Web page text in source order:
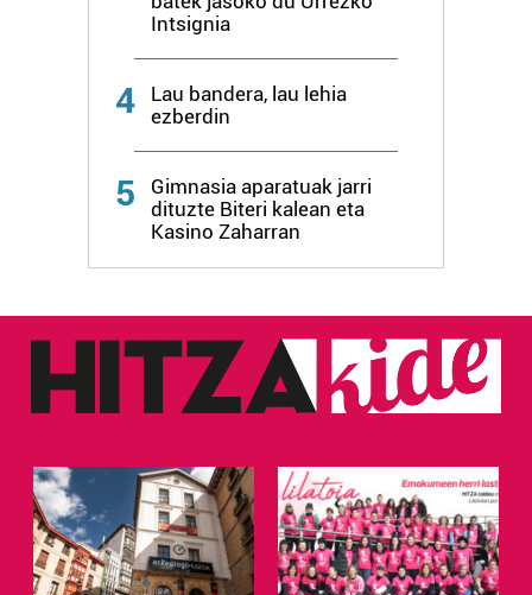
Intsignia
4
Lau bandera, lau lehia
ezberdin
5
Gimnasia aparatuak jarri
dituzte Biteri kalean eta
Kasino Zaharran